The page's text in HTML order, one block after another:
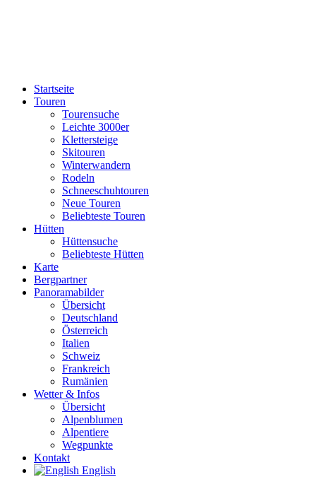
Startseite
Touren
Tourensuche
Leichte 3000er
Klettersteige
Skitouren
Winterwandern
Rodeln
Schneeschuhtouren
Neue Touren
Beliebteste Touren
Hütten
Hüttensuche
Beliebteste Hütten
Karte
Bergpartner
Panoramabilder
Übersicht
Deutschland
Österreich
Italien
Schweiz
Frankreich
Rumänien
Wetter & Infos
Übersicht
Alpenblumen
Alpentiere
Wegpunkte
Kontakt
English